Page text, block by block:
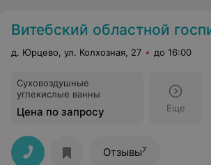
Витебский областной госпиталь инвалидов ВОВ
д. Юрцево, ул. Колхозная, 27 до 16:00
Суховоздушные
углекислые ванны
Цена по запросу Еще
Отзывы7